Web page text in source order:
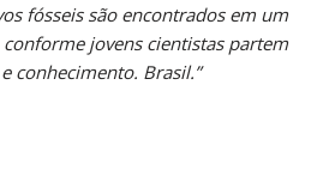
fósseis são encontrados em um
jovens cientistas partem
conhecimento. Brasil.”